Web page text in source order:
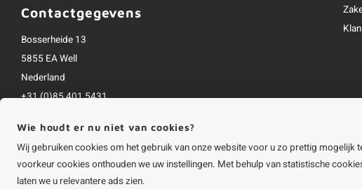
Contactgegevens
Bosserheide 13
5855 EA Well
Nederland
+31 (0)85 401 5431
Alle bedragen zijn incl. btw
Wie houdt er nu niet van cookies?
Wij gebruiken cookies om het gebruik van onze website voor u zo prettig
voorkeur cookies onthouden we uw instellingen. Met behulp van statistische
laten we u relevantere ads zien.